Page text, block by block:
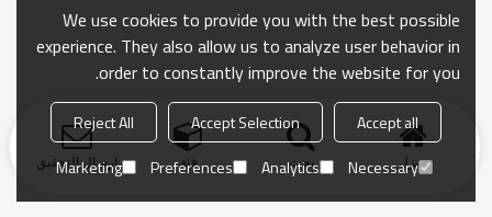
منزل بحث فئة ارسال التحقيق
We use cookies to provide you with the best possible
experience. They also allow us to analyze user behavior in
order to constantly improve the website for you.
Accept all
Accept Selection
Reject All
Necessary
Analytics
Preferences
Marketing